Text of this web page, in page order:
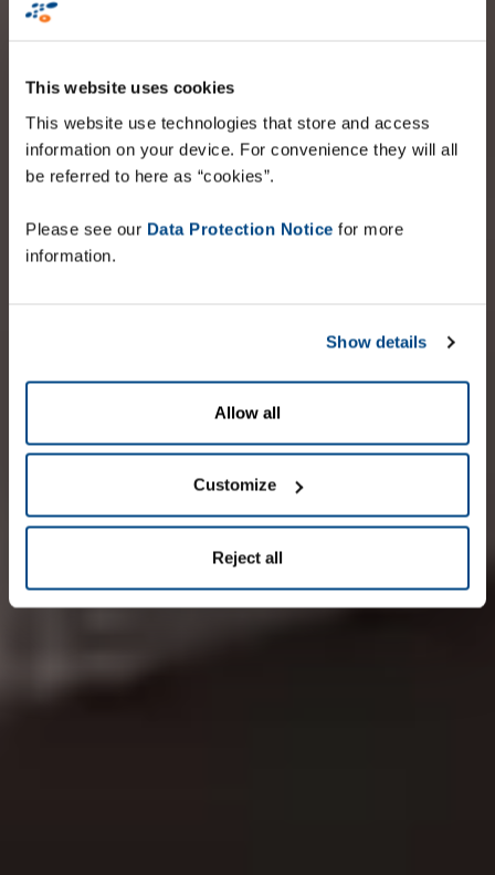
This website uses cookies
This website use technologies that store and access
information on your device. For convenience they will all
be referred to here as “cookies”.
Please see our Data Protection Notice for more
information.
Show details
Allow all
Customize
Reject all